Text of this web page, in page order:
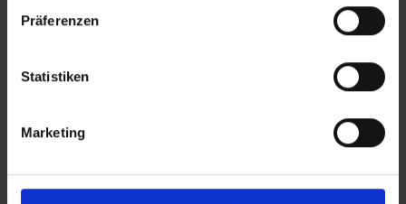
Präferenzen
Statistiken
Marketing